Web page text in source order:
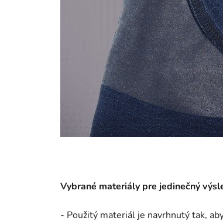
Vybrané materiály pre jedinečný
- Použitý materiál je navrhnutý tak,